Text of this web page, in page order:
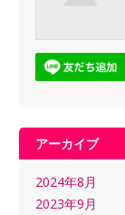
アーカイブ
2024年8月
2023年9月